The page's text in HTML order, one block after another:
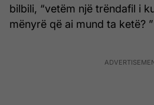
bilbili, “vetëm një trëndafil i
mënyrë që ai mund ta ketë? ”